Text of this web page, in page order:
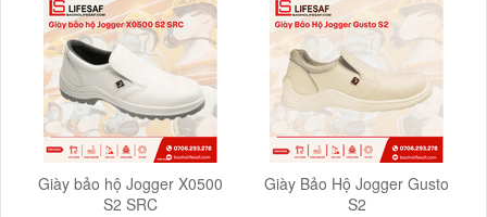
Giày bảo hộ Jogger X0500
S2 SRC
Giày Bảo Hộ Jogger Gusto
S2